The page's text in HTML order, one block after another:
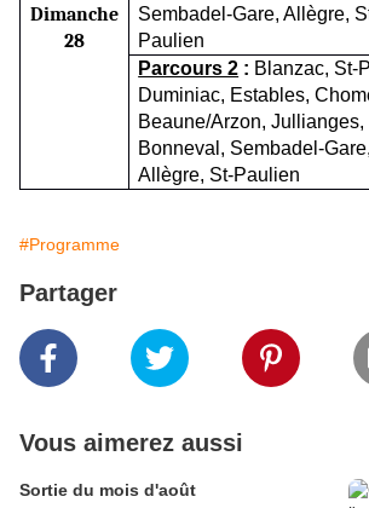
Dimanche
28
Sembadel-Gare, Allègre,
Paulien
Parcours 2 : Blanzac, St-
Duminiac, Estables,
Beaune/Arzon, Jullianges,
Bonneval, Sembadel-Gare,
Allègre, St-Paulien
#Programme
Partager
Vous aimerez aussi
Sortie du mois d'août